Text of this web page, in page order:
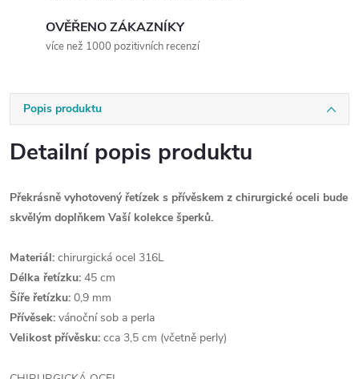
OVĚŘENO ZÁKAZNÍKY
více než 1000 pozitivních recenzí
Popis produktu
Detailní popis produktu
Překrásně vyhotovený řetízek s přívěskem z chirurgické oceli bude
skvělým doplňkem Vaší kolekce šperků.
Materiál: chirurgická ocel 316L
Délka řetízku: 45 cm
Šíře řetízku: 0,9 mm
Přívěsek: vánoční sob a perla
Velikost přívěsku: cca 3,5 cm (včetně perly)